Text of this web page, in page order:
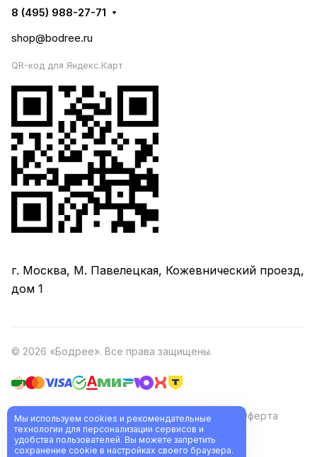
8 (495) 988-27-71
shop@bodree.ru
QR-код для Яндекс.Карт
г. Москва, М. Павелецкая, Кожевнический проезд,
дом 1
© 2026 «Бодрее». Все права защищены.
Политика обработки персональных данных Оферта
Разработано в
Мы используем cookies и рекомендательные
технологии для персонализации сервисов и
удобства пользователей. Вы можете запретить
сохранение cookie в настройках своего браузера.